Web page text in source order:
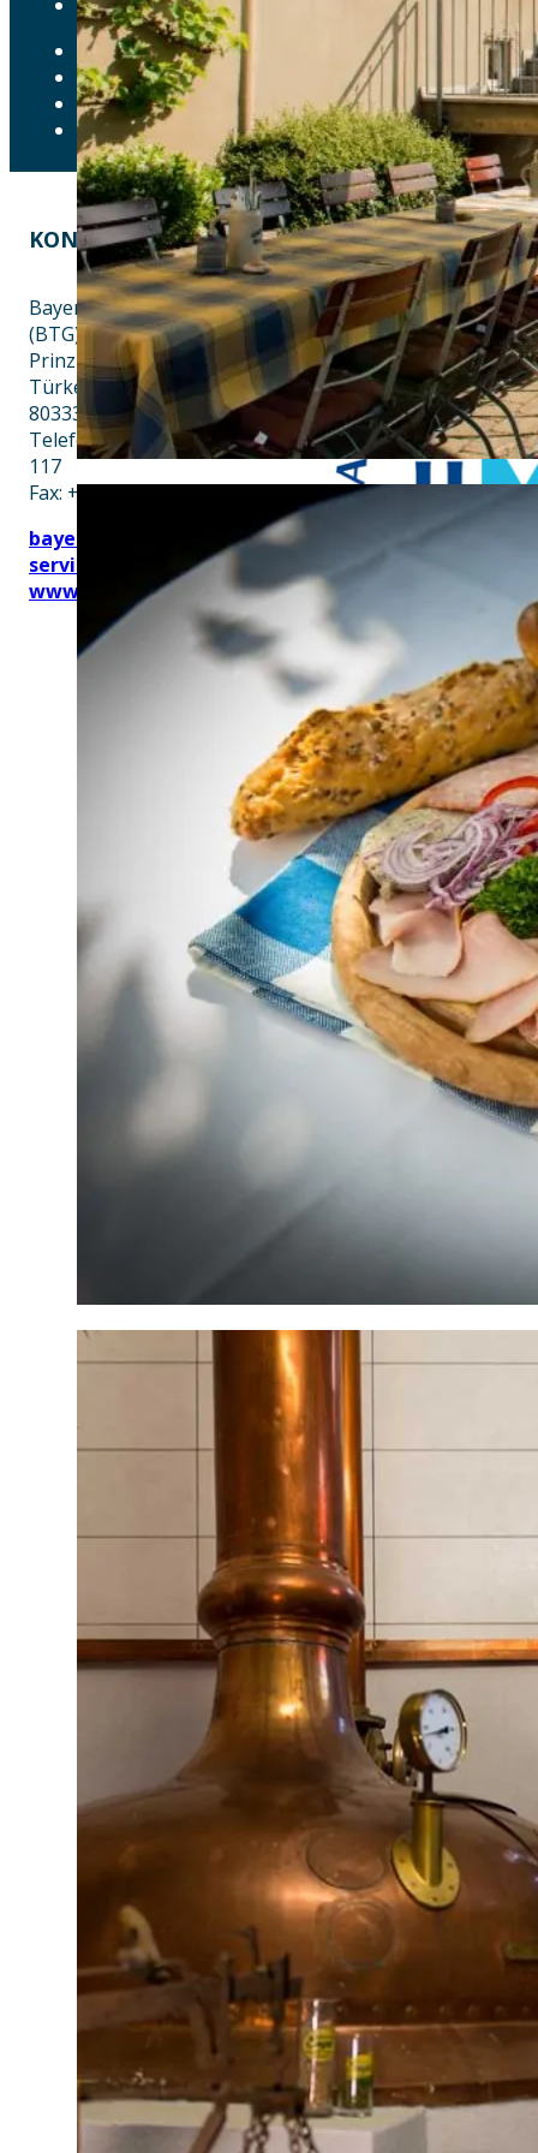
DOWNLOADS
DATENSCHUTZ
IMPRESSUM
LEICHTE SPRACHE
ERKLÄRUNG ZUR BARRIEREFREIHEIT
KONTAKT EINE INITIATIVE VON
Bayern Tourist Gmbh
(BTG)
Prinz-Ludwig-Palais
Türkenstraße 7
80333 München
Telefon: +49 89 28760-
117
Fax: +49 89 28760-121
bayerischekueche@btg-
service.de
www.btg-service.de